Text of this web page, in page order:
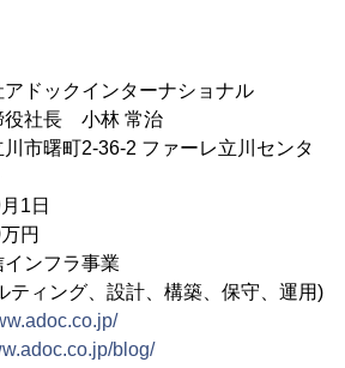
ックインターナショナル
社長 小林 常治
市曙町2-36-2 ファーレ立川センタ
1日
円
ンフラ事業
グ、設計、構築、保守、運用)
blog/